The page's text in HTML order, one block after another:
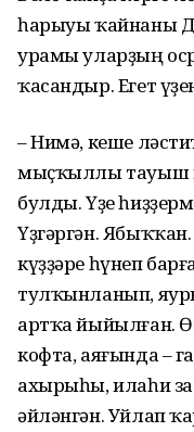
һарыуы ҡайнаны
урамы уларҙың
ҡасандыр. Егет
– Нимә, кеше
мыҫҡыллы тауыш
булды. Үҙе
Үҙгәргән. Ябыҡҡан.
күҙҙәре һүнеп
тулҡынланып,
артҡа йыйылған.
кофта, аяғында –
ахырыһы, илаһи
әйләнгән. Уйлап